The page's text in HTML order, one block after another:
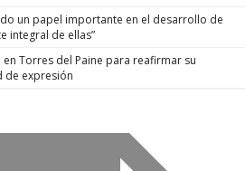
un papel importante en el desarrollo de
integral de ellas”
en Torres del Paine para reafirmar su
de expresión